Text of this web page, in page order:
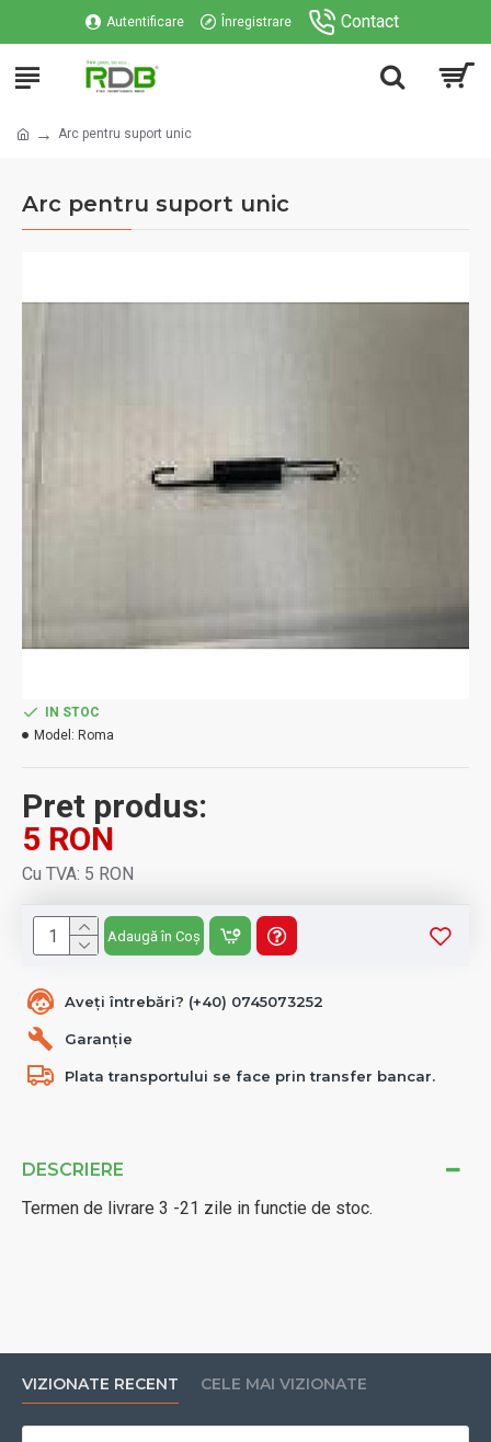
Autentificare Înregistrare Contact
Arc pentru suport unic
Arc pentru suport unic
DESCRIERE
Termen de livrare 3 -21 zile in functie de stoc.
Aveți întrebări? (+40) 0745073252
Garanție
Plata transportului se face prin transfer bancar.
Pret produs:
5 RON
Cu TVA: 5 RON
IN STOC
Model: Roma
Adaugă în Coș
VIZIONATE RECENT CELE MAI VIZIONATE